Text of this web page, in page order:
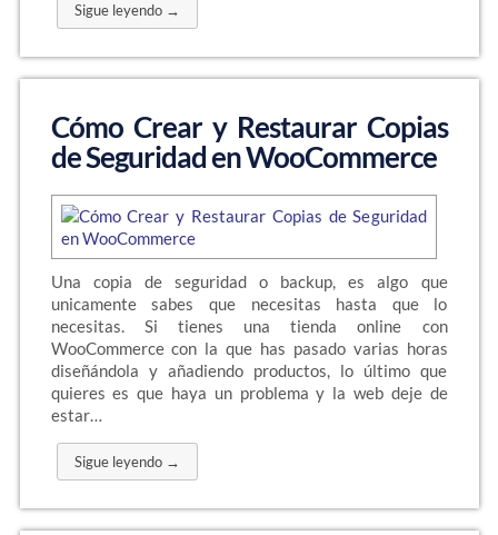
Sigue leyendo →
Cómo Crear y Restaurar Copias
de Seguridad en WooCommerce
Una copia de seguridad o backup, es algo que
unicamente sabes que necesitas hasta que lo
necesitas. Si tienes una tienda online con
WooCommerce con la que has pasado varias horas
diseñándola y añadiendo productos, lo último que
quieres es que haya un problema y la web deje de
estar…
Sigue leyendo →